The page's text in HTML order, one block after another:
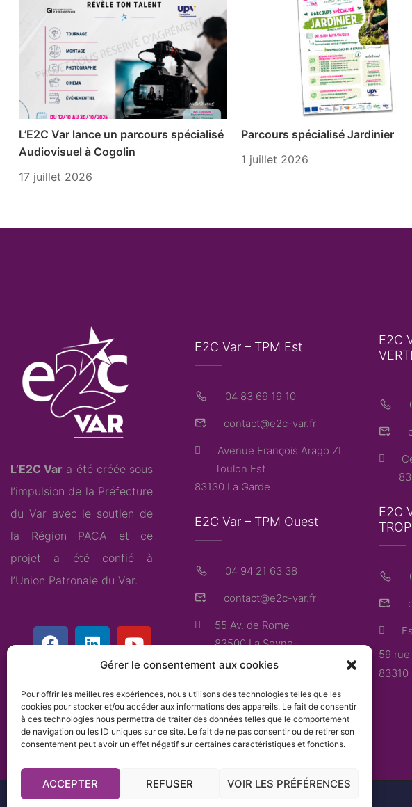
Gérer le consentement aux cookies
Pour offrir les meilleures expériences, nous utilisons des technologies telles que les
cookies pour stocker et/ou accéder aux informations des appareils. Le fait de consentir
à ces technologies nous permettra de traiter des données telles que le comportement
de navigation ou les ID uniques sur ce site. Le fait de ne pas consentir ou de retirer son
consentement peut avoir un effet négatif sur certaines caractéristiques et fonctions.
ACCEPTER REFUSER VOIR LES PRÉFÉRENCES
L’E2C Var lance un parcours spécialisé
Audiovisuel à Cogolin
17 juillet 2026
Parcours spécialisé Jardinier
1 juillet 2026
L’E2C Var a été créée sous
l’impulsion de la Préfecture
du Var avec le soutien de
la Région PACA et ce
projet a été confié à
l’Union Patronale du Var.
E2C Var – TPM Est
04 83 69 19 10
contact@e2c-var.fr
Avenue François Arago ZI
Toulon Est
83130 La Garde
E2C Var – TPM Ouest
04 94 21 63 38
contact@e2c-var.fr
55 Av. de Rome
83500 La Seyne-
sur-Mer
E2C
E2C
59
83310